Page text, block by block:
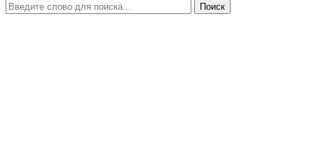
Поиск